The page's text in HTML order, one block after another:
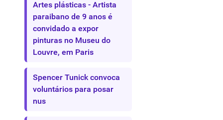
Artes plásticas - Artista
paraibano de 9 anos é
convidado a expor
pinturas no Museu do
Louvre, em Paris
Spencer Tunick convoca
voluntários para posar
nus